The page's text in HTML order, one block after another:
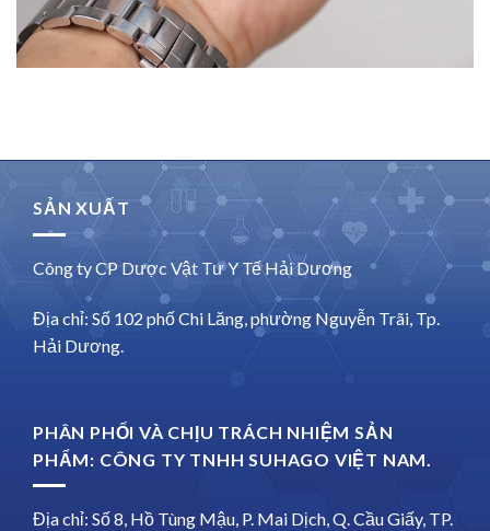
SẢN XUẤT
Công ty CP Dược Vật Tư Y Tế Hải Dương
Địa chỉ: Số 102 phố Chi Lăng, phường Nguyễn Trãi, Tp.
Hải Dương.
PHÂN PHỐI VÀ CHỊU TRÁCH NHIỆM SẢN
PHẨM: CÔNG TY TNHH SUHAGO VIỆT NAM.
Địa chỉ: Số 8, Hồ Tùng Mậu, P. Mai Dịch, Q. Cầu Giấy, TP.